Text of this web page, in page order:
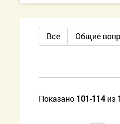
Все Общие
Показано 101-114из